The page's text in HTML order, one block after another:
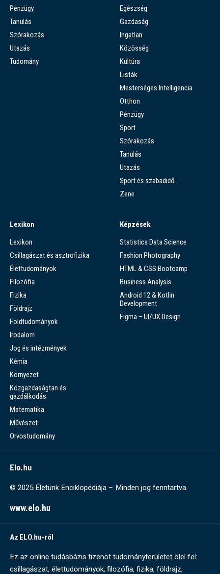
Pénzügy
Tanulás
Szórakozás
Utazás
Tudomány
Egészség
Gazdaság
Ingatlan
Közösség
Kultúra
Listák
Mesterséges Intelligencia
Otthon
Pénzügy
Sport
Szórakozás
Tanulás
Utazás
Sport és szabadidő
Zene
Lexikon
Lexikon
Csillagászat és asztrofizika
Élettudományok
Filozófia
Fizika
Földrajz
Földtudományok
Irodalom
Jog és intézmények
Kémia
Környezet
Közgazdaságtan és
gazdálkodás
Matematika
Művészet
Orvostudomány
Képzések
Statistics Data Science
Fashion Photography
HTML & CSS Bootcamp
Business Analysis
Android 12 & Kotlin
Development
Figma – UI/UX Design
Elo.hu
© 2025 Életünk Enciklopédiája – Minden jog fenntartva.
www.elo.hu
Az ELO.hu-ról
Ez az online tudásbázis tizenöt tudományterületet ölel fel:
csillagászat, élettudományok, filozófia, fizika, földrajz,